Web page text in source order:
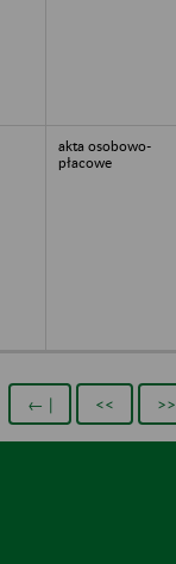
akta osobowo-
płacowe
← | << >>